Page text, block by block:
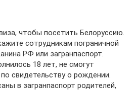
чтобы посетить Белоруссию.
сотрудникам пограничной
РФ или загранпаспорт.
18 лет, не смогут
свидетельству о рождении.
в загранпаспорт родителей,